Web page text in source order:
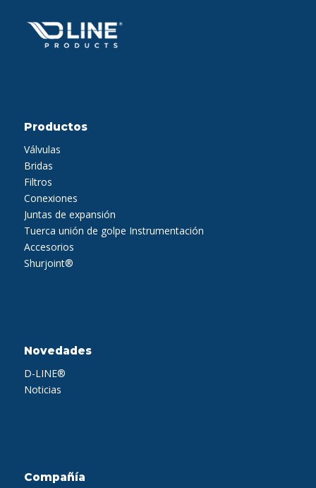
Productos
Válvulas
Bridas
Filtros
Conexiones
Juntas de expansión
Tuerca unión de golpe Instrumentación
Accesorios
Shurjoint®
Novedades
D-LINE®
Noticias
Compañía